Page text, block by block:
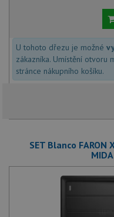
U tohoto dřezu je možné
zákazníka. Umístění otvoru
stránce nákupního košíku.
SET Blanco